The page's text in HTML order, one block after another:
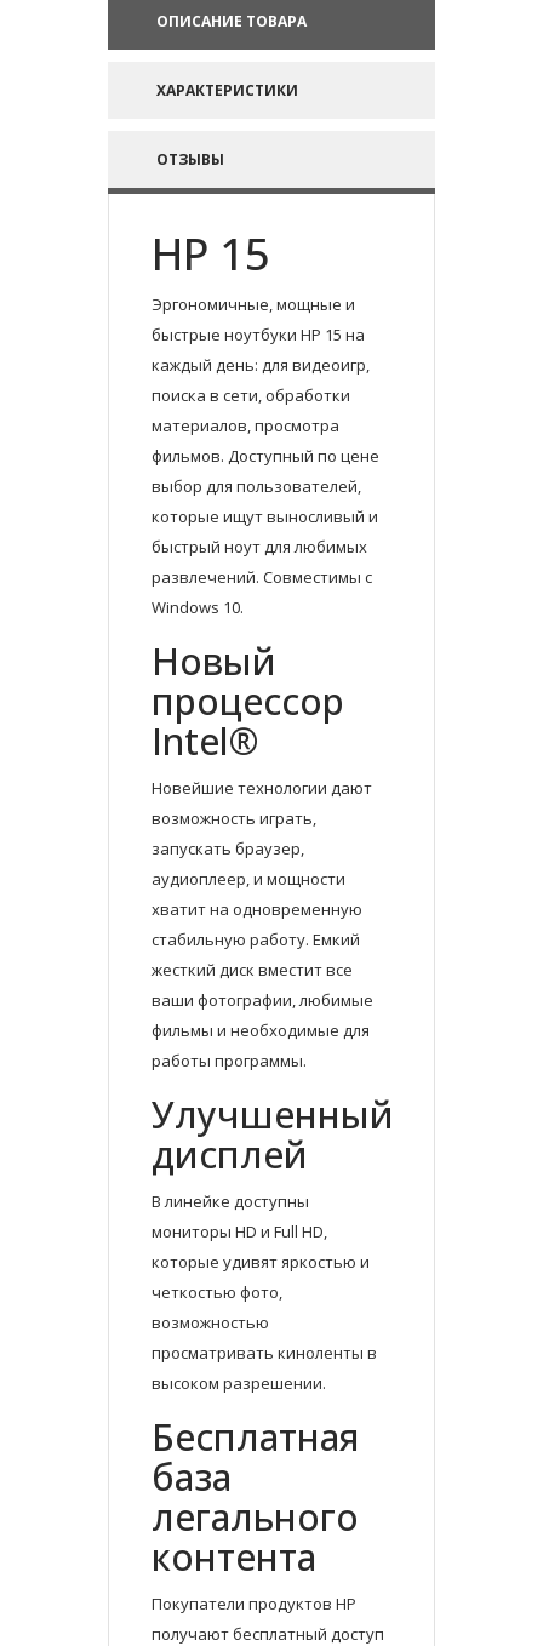
ОПИСАНИЕ ТОВАРА
ХАРАКТЕРИСТИКИ
ОТЗЫВЫ
HP 15
Эргономичные, мощные и
быстрые ноутбуки HP 15 на
каждый день: для видеоигр,
поиска в сети, обработки
материалов, просмотра
фильмов. Доступный по цене
выбор для пользователей,
которые ищут выносливый и
быстрый ноут для любимых
развлечений. Совместимы с
Windows 10.
Новый
процессор
Intel®
Новейшие технологии дают
возможность играть,
запускать браузер,
аудиоплеер, и мощности
хватит на одновременную
стабильную работу. Емкий
жесткий диск вместит все
ваши фотографии, любимые
фильмы и необходимые для
работы программы.
Улучшенный
дисплей
В линейке доступны
мониторы HD и Full HD,
которые удивят яркостью и
четкостью фото,
возможностью
просматривать киноленты в
высоком разрешении.
Бесплатная
база
легального
контента
Покупатели продуктов HP
получают бесплатный доступ